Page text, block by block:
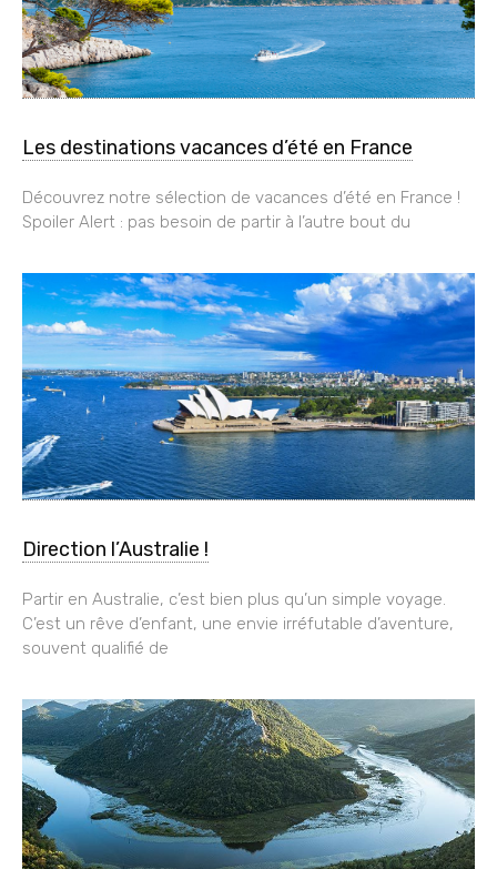
Les destinations vacances d’été en France
Découvrez notre sélection de vacances d’été en France !
Spoiler Alert : pas besoin de partir à l’autre bout du
Direction l’Australie !
Partir en Australie, c’est bien plus qu’un simple voyage.
C’est un rêve d’enfant, une envie irréfutable d’aventure,
souvent qualifié de